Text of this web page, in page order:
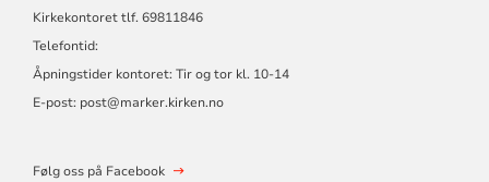
Kirkekontoret tlf. 69811846
Telefontid:
Åpningstider kontoret: Tir og tor kl. 10-14
E-post: post@marker.kirken.no
Følg oss på Facebook